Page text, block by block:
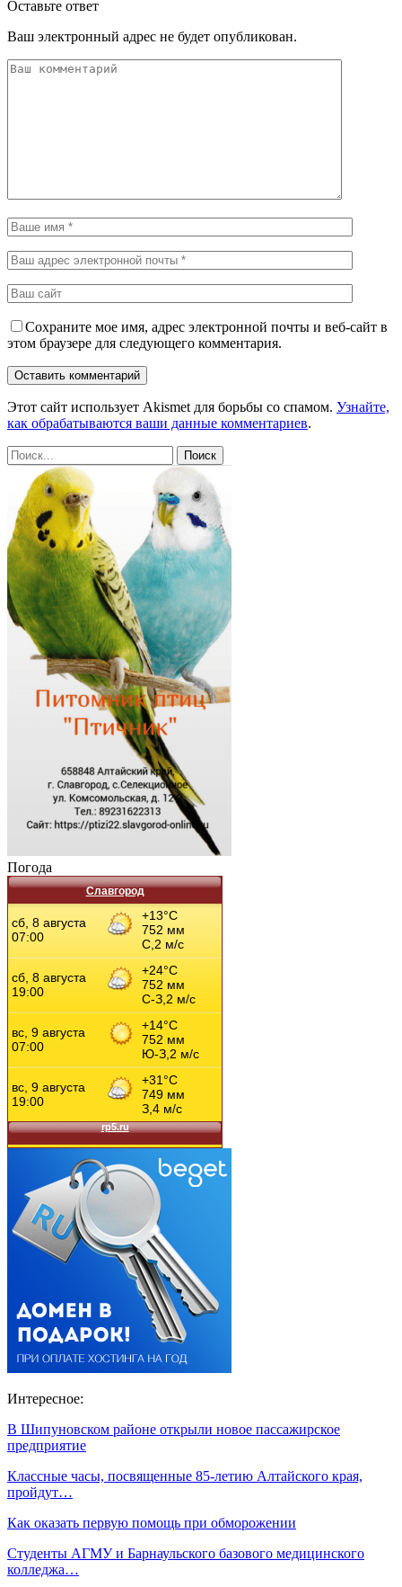
Оставьте ответ
Ваш электронный адрес не будет опубликован.
Сохраните мое имя, адрес электронной почты и веб-сайт в
этом браузере для следующего комментария.
Этот сайт использует Akismet для борьбы со спамом. Узнайте,
как обрабатываются ваши данные комментариев.
Погода
Славгород
Интересное:
В Шипуновском районе открыли новое пассажирское
предприятие
Классные часы, посвященные 85-летию Алтайского края,
пройдут…
Как оказать первую помощь при обморожении
Студенты АГМУ и Барнаульского базового медицинского
колледжа…